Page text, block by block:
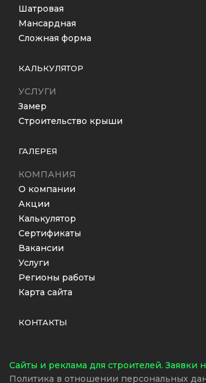
Шатровая
Мансардная
Сложная форма
КАЛЬКУЛЯТОР
УСЛУГИ
Замер
Строительство крыши
ГАЛЕРЕЯ
КОМПАНИЯ
О компании
Акции
Калькулятор
Сертификаты
Вакансии
Услуги
Регионы работы
Карта сайта
КОНТАКТЫ
Cайты и реклама для строителей. Заявки
Политика в отношении персональных